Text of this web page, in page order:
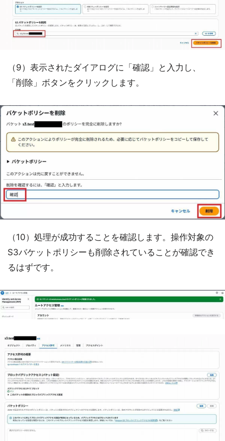
（9）表示されたダイアログに「確認」と入力し、
「削除」ボタンをクリックします。
（10）処理が成功することを確認します。操作対象の
S3バケットポリシーも削除されていることが確認でき
るはずです。